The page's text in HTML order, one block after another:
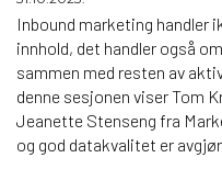
Inbound marketing handler
innhold, det handler også
sammen med resten av
denne sesjonen viser Tom
Jeanette Stenseng fra
og god datakvalitet er